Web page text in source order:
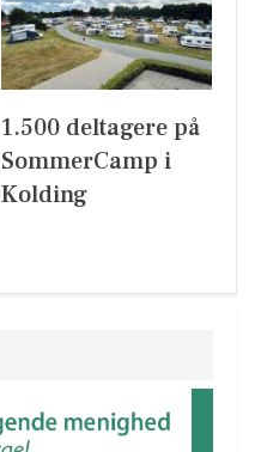
1.500 deltagere på
SommerCamp i
Kolding